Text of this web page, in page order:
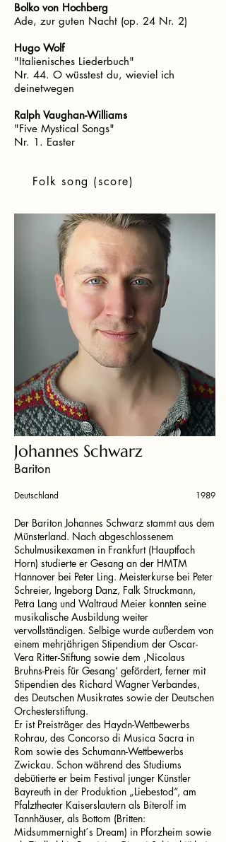
Bolko von Hochberg
Ade, zur guten Nacht (op. 24 Nr. 2)
Hugo Wolf
"Italienisches Liederbuch"
Nr. 44. O wüsstest du, wieviel ich
deinetwegen
Ralph Vaughan-Williams
"Five Mystical Songs"
Nr. 1. Easter
Folk song (score)
Johannes Schwarz
Bariton
1989
Deutschland
Der Bariton Johannes Schwarz stammt aus dem
Münsterland. Nach abgeschlossenem
Schulmusikexamen in Frankfurt (Hauptfach
Horn) studierte er Gesang an der HMTM
Hannover bei Peter Ling. Meisterkurse bei Peter
Schreier, Ingeborg Danz, Falk Struckmann,
Petra Lang und Waltraud Meier konnten seine
musikalische Ausbildung weiter
vervollständigen. Selbige wurde außerdem von
einem mehrjährigen Stipendium der Oscar-
Vera Ritter-Stiftung sowie dem ‚Nicolaus
Bruhns-Preis für Gesang‘ gefördert, ferner mit
Stipendien des Richard Wagner Verbandes,
des Deutschen Musikrates sowie der Deutschen
Orchesterstiftung.
Er ist Preisträger des Haydn-Wettbewerbs
Rohrau, des Concorso di Musica Sacra in
Rom sowie des Schumann-Wettbewerbs
Zwickau. Schon während des Studiums
debütierte er beim Festival junger Künstler
Bayreuth in der Produktion „Liebestod“, am
Pfalztheater Kaiserslautern als Biterolf im
Tannhäuser, als Bottom (Britten:
Midsummernight´s Dream) in Pforzheim sowie